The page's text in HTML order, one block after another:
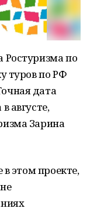
Ростуризма по
туров по РФ
дата
августе,
Зарина
в этом проекте,